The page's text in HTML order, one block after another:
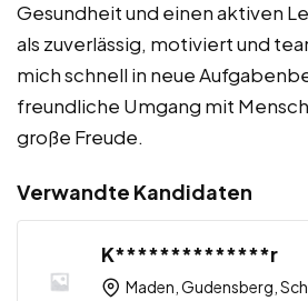
Gesundheit und einen aktiven
als zuverlässig, motiviert und
mich schnell in neue
freundliche Umgang mit
große Freude.
Verwandte Kandidaten
K**************r
Maden, Gudensberg,